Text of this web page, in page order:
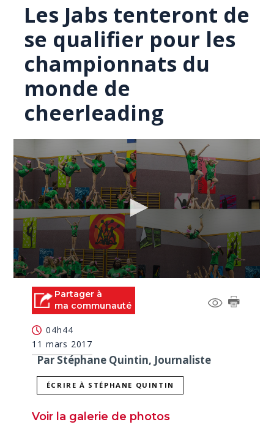
Les Jabs tenteront de
se qualifier pour les
championnats du
monde de
cheerleading
seconds Partager à
ma communauté
04h44
11 mars 2017
Par Stéphane Quintin, Journaliste
ÉCRIRE À STÉPHANE QUINTIN
Voir la galerie de photos